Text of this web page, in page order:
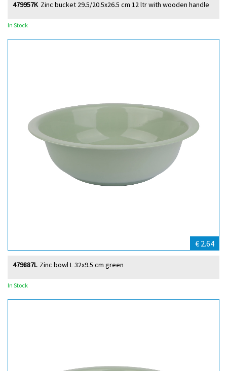
Zinc bucket 29.5/20.5x26.5 cm 12 ltr with wooden handle
479957K
In Stock
€ 2.64
Zinc bowl L 32x9.5 cm green
479887L
In Stock